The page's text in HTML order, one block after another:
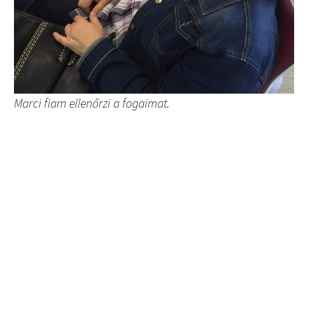
Marci fiam ellenőrzi a fogaimat.